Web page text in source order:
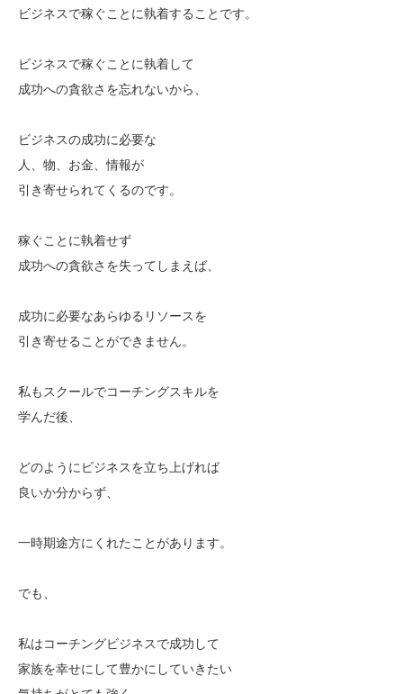
ビジネスで稼ぐことに執着することです。
ビジネスで稼ぐことに執着して
成功への貪欲さを忘れないから、
ビジネスの成功に必要な
人、物、お金、情報が
引き寄せられてくるのです。
稼ぐことに執着せず
成功への貪欲さを失ってしまえば、
成功に必要なあらゆるリソースを
引き寄せることができません。
私もスクールでコーチングスキルを
学んだ後、
どのようにビジネスを立ち上げれば
良いか分からず、
一時期途方にくれたことがあります。
でも、
私はコーチングビジネスで成功して
家族を幸せにして豊かにしていきたい